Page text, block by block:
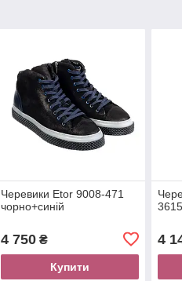
Черевики Etor 9008-471
чорно+синій
4 750₴
Купити
4